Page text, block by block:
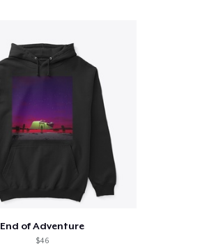
End of Adventure
$46